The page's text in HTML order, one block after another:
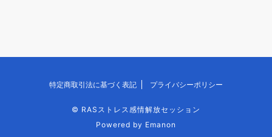
特定商取引法に基づく表記 プライバシーポリシー
© RASストレス感情解放セッション
Powered by Emanon